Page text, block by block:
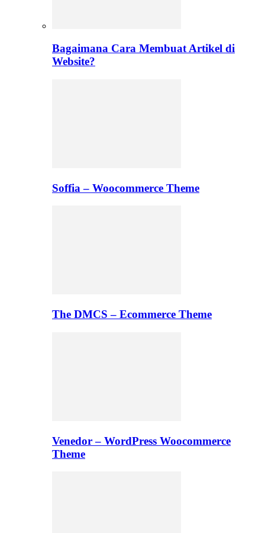
Bagaimana Cara Membuat Artikel di
Website?
Soffia – Woocommerce Theme
The DMCS – Ecommerce Theme
Venedor – WordPress Woocommerce
Theme